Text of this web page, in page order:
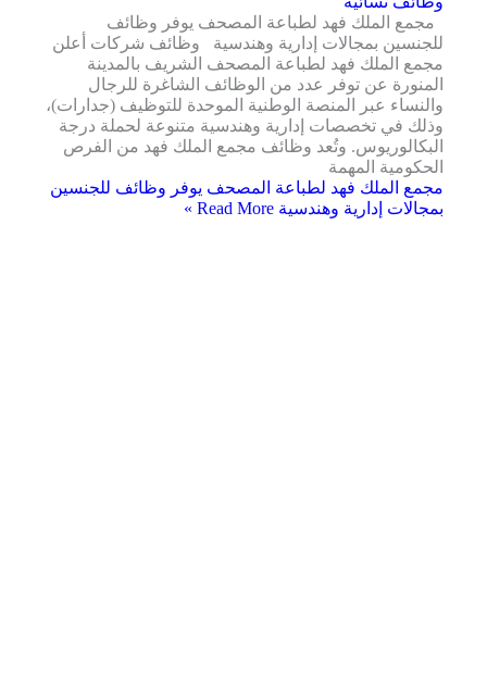
مجمع الملك فهد لطباعة المصحف يوفر وظائف
للجنسين بمجالات إدارية وهندسية وظائف شركات أعلن
مجمع الملك فهد لطباعة المصحف الشريف بالمدينة
المنورة عن توفر عدد من الوظائف الشاغرة للرجال
والنساء عبر المنصة الوطنية الموحدة للتوظيف (جدارات)،
وذلك في تخصصات إدارية وهندسية متنوعة لحملة درجة
البكالوريوس. وتُعد وظائف مجمع الملك فهد من الفرص
الحكومية المهمة
مجمع الملك فهد لطباعة المصحف يوفر وظائف للجنسين
بمجالات إدارية وهندسية